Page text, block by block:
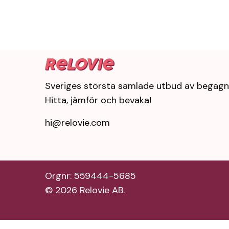
Sveriges största samlade utbud av
Hitta, jämför och bevaka!
hi@relovie.com
Orgnr: 559444-5685
© 2026 Relovie AB.